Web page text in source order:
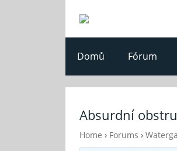
Domů Fórum
Absurdní
Home › Forums ›